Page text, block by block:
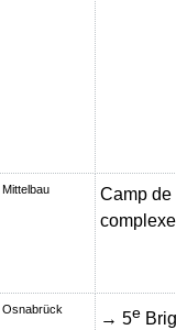
Mittelbau
Camp de
Osnabrück → 5e